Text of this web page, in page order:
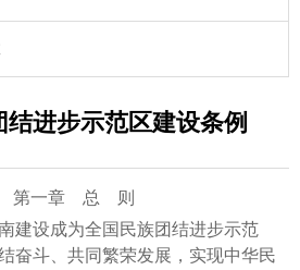
进步示范区建设条例
一章 总 则
设成为全国民族团结进步示范
奋斗、共同繁荣发展，实现中华民